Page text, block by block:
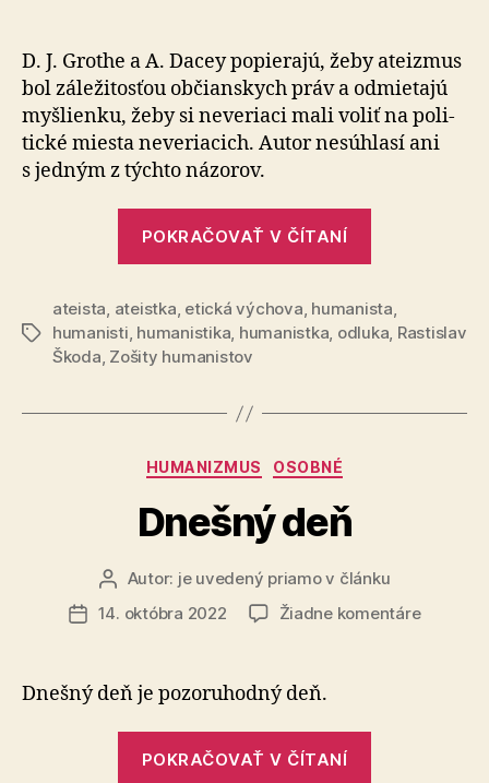
problém
práv
D. J. Grothe a A. Dacey popierajú, žeby ateizmus
bol zá­le­ži­tos­ťou ob­čian­skych práv a od­mie­tajú
myš­lienku, žeby si ne­ve­riaci mali voliť na po­li­
tické miesta ne­ve­ria­cich. Autor ne­súhlasí ani
s jed­ným z týchto názorov.
POKRAČOVAŤ V ČÍTANÍ
problém
občianskych
Značky
ateista, ateistka, etická výchova, humanista,
humanisti, humanistika, humanistka, odluka, Rastislav
Škoda, Zošity humanistov
Kategórie
HUMANIZMUS OSOBNÉ
Dnešný deň
Autor
článku
Autor: je uvedený priamo v článku
Dátum
14. októbra 2022 Žiadne komentárena
Dnešný deň je pozoruhodný deň.
POKRAČOVAŤ V ČÍTANÍ